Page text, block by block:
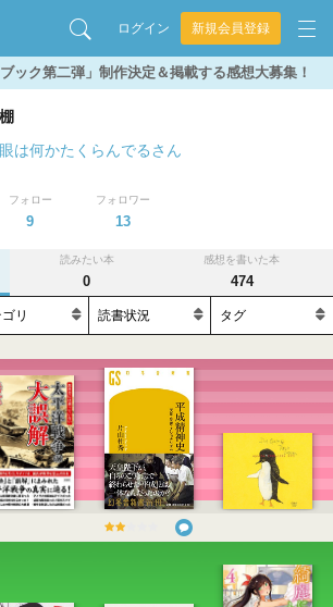
ログイン 新規会員登録
ブック第二弾」制作決定＆掲載する感想大募集！
は何かたくらんでるさん
フォロー
9
フォロワー
13
読みたい本
0
感想を書いた本
474